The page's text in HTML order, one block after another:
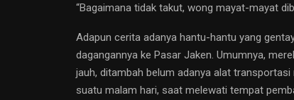
“Bagaimana tidak takut, wong mayat-mayat
Adapun cerita adanya hantu-hantu yang
dagangannya ke Pasar Jaken. Umumnya,
jauh, ditambah belum adanya alat
suatu malam hari, saat melewati tempat